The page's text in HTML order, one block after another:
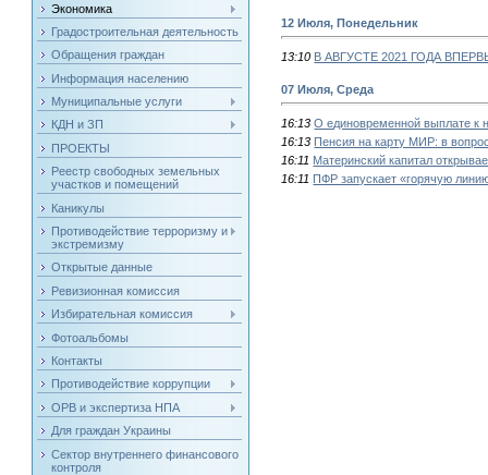
Экономика
Градостроительная деятельность
Обращения граждан
Информация населению
Муниципальные услуги
КДН и ЗП
ПРОЕКТЫ
Реестр свободных земельных
участков и помещений
Каникулы
Противодействие терроризму и
экстремизму
Открытые данные
Ревизионная комиссия
Избирательная комиссия
Фотоальбомы
Контакты
Противодействие коррупции
ОРВ и экспертиза НПА
Для граждан Украины
Сектор внутреннего финансового
контроля
12 Июля, Понедельник
13:10 В АВГУСТЕ 2021 ГОДА
07 Июля, Среда
16:13 О единовременной выплате к
16:13 Пенсия на карту МИР: в
16:11 Материнский капитал
16:11 ПФР запускает «горячую